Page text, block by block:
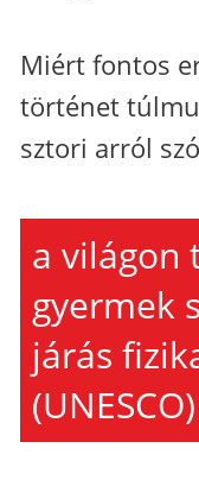
Miért fontos
történet
sztori arról
a világon
gyermek
járás
(UNESCO)